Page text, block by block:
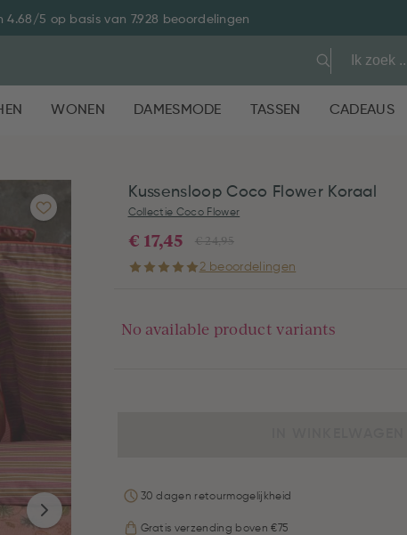
4.68/5 op basis van 7.928 beoordelingen
WONEN DAMESMODE TASSEN CADEAUS
Kussensloop Coco Flower Koraal
Collectie Coco Flower
€ 24,95
€ 17,45
2 beoordelingen
No available product variants
30 dagen retourmogelijkheid
Gratis verzending boven €75